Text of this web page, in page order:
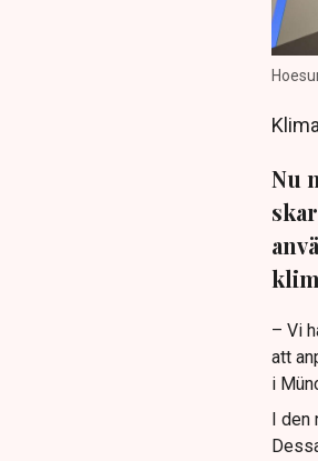
Nu
– Vi
att
i
I den